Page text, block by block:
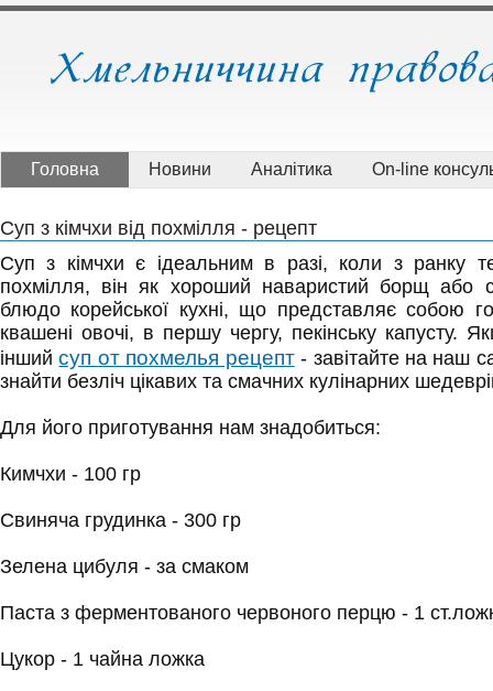
Головна Новини Аналітика On-line
Суп з кімчхи від похмілля - рецепт
Суп з кімчхи є ідеальним в разі, коли з ранку
похмілля, він як хороший наваристий борщ або
блюдо корейської кухні, що представляє собою
квашені овочі, в першу чергу, пекінську капусту.
іншийсуп от похмелья рецепт- завітайте на наш
знайти безліч цікавих та смачних кулінарних
Для його приготування нам знадобиться:
Кимчхи - 100 гр
Свиняча грудинка - 300 гр
Зелена цибуля - за смаком
Паста з ферментованого червоного перцю - 1
Цукор - 1 чайна ложка